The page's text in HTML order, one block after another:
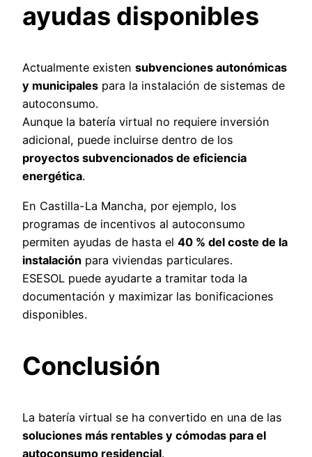
ayudas disponibles
Actualmente existen subvenciones autonómicas
y municipales para la instalación de sistemas de
autoconsumo.
Aunque la batería virtual no requiere inversión
adicional, puede incluirse dentro de los
proyectos subvencionados de eficiencia
energética.
En Castilla-La Mancha, por ejemplo, los
programas de incentivos al autoconsumo
permiten ayudas de hasta el 40 % del coste de la
instalación para viviendas particulares.
ESESOL puede ayudarte a tramitar toda la
documentación y maximizar las bonificaciones
disponibles.
Conclusión
La batería virtual se ha convertido en una de las
soluciones más rentables y cómodas para el
autoconsumo residencial.